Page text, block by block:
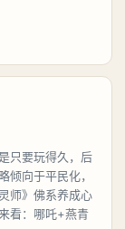
只要玩得久，后
倾向于平民化，
师》佛系养成心
看：哪吒+燕青